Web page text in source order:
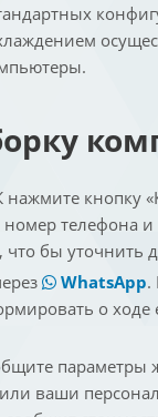
кнопку
телефона
бы уточнить
WhatsApp.
о ходе
параметры
ваши